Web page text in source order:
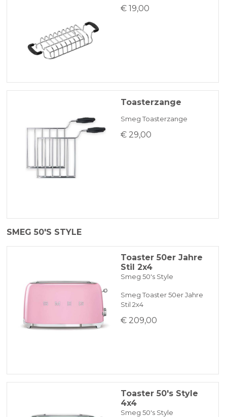
€ 19,00
Toasterzange
Smeg Toasterzange
€ 29,00
SMEG 50'S STYLE
Toaster 50er Jahre
Stil 2x4
Smeg 50's Style
Smeg Toaster 50er Jahre
Stil 2x4
€ 209,00
Toaster 50's Style
4x4
Smeg 50's Style